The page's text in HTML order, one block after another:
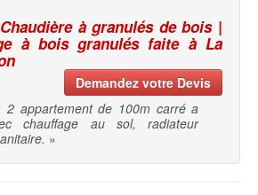
à granulés de bois |
à bois granulés faite à La
Demandez votre Devis
2 appartement de 100m carré a
chauffage au sol, radiateur
»